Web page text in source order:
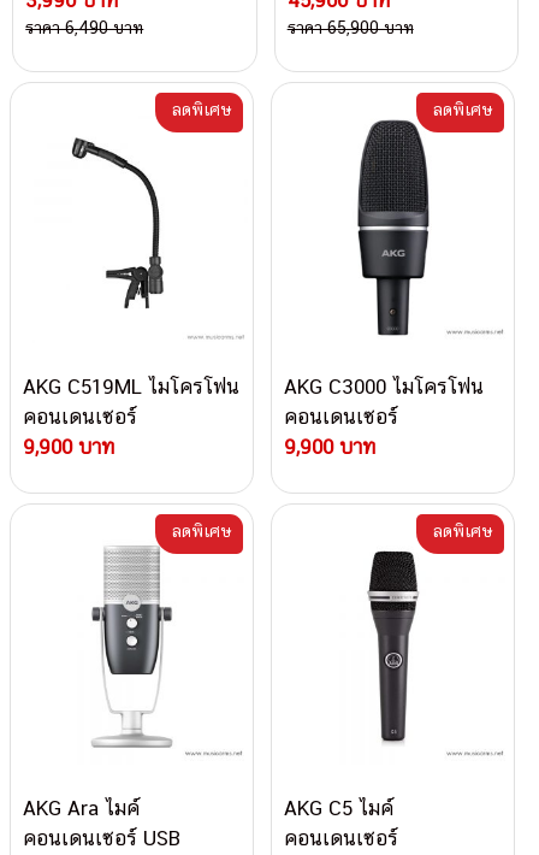
ราคา 6,490 บาท ราคา 65,900 บาท
AKG C519ML ไมโครโฟน
คอนเดนเซอร์
9,900 บาท
ลดพิเศษ
AKG C3000 ไมโครโฟน
คอนเดนเซอร์
9,900 บาท
ลดพิเศษ
AKG Ara ไมค์
คอนเดนเซอร์ USB
ลดพิเศษ
AKG C5 ไมค์
คอนเดนเซอร์
ลดพิเศษ